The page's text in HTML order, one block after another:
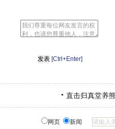
[Ctrl+Enter]
直击归真堂养
网页 新闻